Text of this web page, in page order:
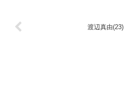
渡辺真由(23)